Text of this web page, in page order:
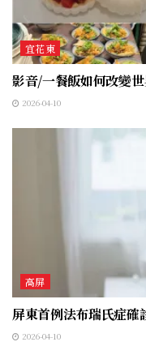
宜花東
影音/一餐飯如何改變
2026-04-10
高屏
屏東首例法布瑞氏症
2026-04-10